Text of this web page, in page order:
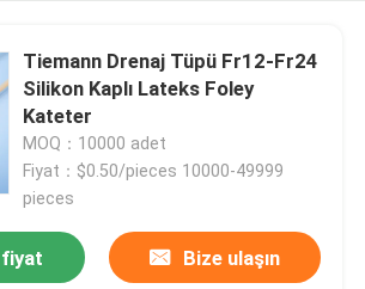
Tiemann Drenaj Tüpü Fr12-Fr24
Silikon Kaplı Lateks Foley
Kateter
MOQ：10000 adet
Fiyat：$0.50/pieces 10000-49999
pieces
fiyat Bize ulaşın